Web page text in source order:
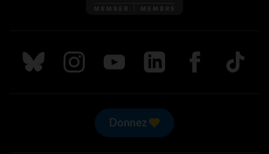
Suivez nous sur Bluesky
Suivez nous sur Instagram
Suivez nous sur Youtube
Suivez nous sur LinkedIn
Suivez nous sur
TikTok
Donnez